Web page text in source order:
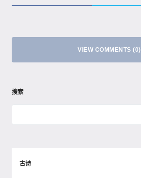
VIEW COMMENTS (0)
搜索
古诗